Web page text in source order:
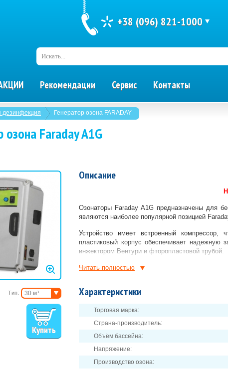
Рекомендации Сервис Контакты
Искать...
+38 (096) 821-1000
дезинфекция Генератор озона FARADAY
озона Faraday A1G
Тип:
30 м³
50 м³
до 150 м³
Описание
Озонаторы Faraday A1G предназначены для
являются наиболее популярной позицией
Устройство имеет встроенный компрессор,
пластиковый корпус обеспечивает надежную
инжектором Вентури и фторопластовой трубой.
Преимущества озонаторов Faraday A1G:
технология коронного разряда;
EMF (ЭДС) - контроллер;
Гарантия Faraday A1G:
Читать полностью
Характеристики
Торговая марка:
Страна-производитель:
Объём бассейна:
Напряжение:
Производство озона: